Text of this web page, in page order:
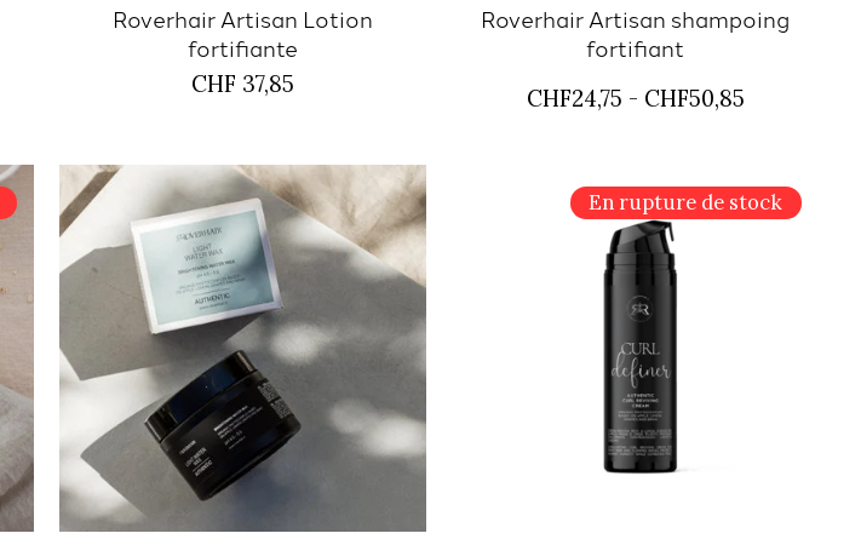
Roverhair Artisan Lotion
fortifiante
CHF 37,85
Roverhair Artisan shampoing
fortifiant
CHF24,75 - CHF50,85
En rupture de stock